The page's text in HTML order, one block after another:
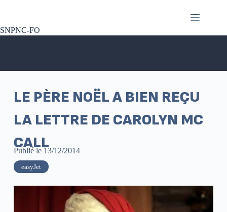
SNPNC-FO
LE PÈRE NOËL A BIEN REÇU
LA LETTRE DE CAROLYN MC
CALL
Publié le 13/12/2014
easyJet